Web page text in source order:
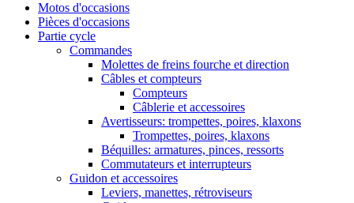
Motos d'occasions
Pièces d'occasions
Partie cycle
Commandes
Molettes de freins fourche et direction
Câbles et compteurs
Compteurs
Câblerie et accessoires
Avertisseurs: trompettes, poires, klaxons
Trompettes, poires, klaxons
Béquilles: armatures, pinces, ressorts
Commutateurs et interrupteurs
Guidon et accessoires
Leviers, manettes, rétroviseurs